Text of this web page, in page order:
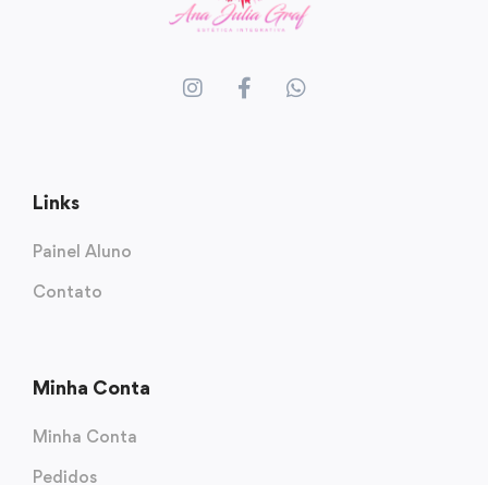
Links
Painel Aluno
Contato
Minha Conta
Minha Conta
Pedidos